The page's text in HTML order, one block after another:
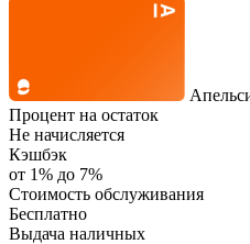
Процент на остаток
Не начисляется
Кэшбэк
от 1% до 7%
Стоимость обслуживания
Бесплатно
Выдача наличных